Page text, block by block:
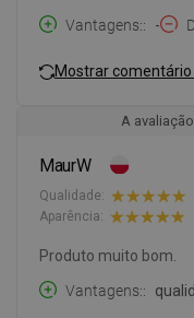
Vantagens:
-
Mostrar comentário
A
MaurW
Qualidade:
Aparência:
Produto muito bom.
Vantagens: